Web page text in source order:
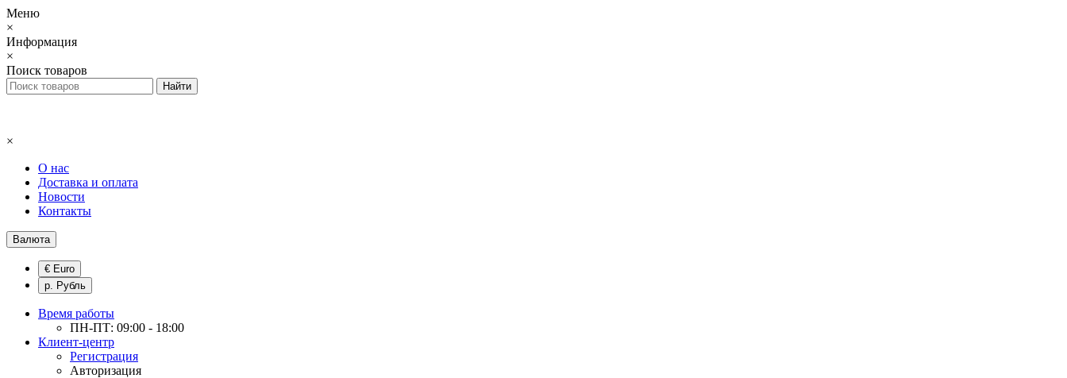
Меню
×
Информация
×
Поиск товаров
×
О нас
Доставка и оплата
Новости
Контакты
Валюта
€ Euro
р. Рубль
Время работы
ПН-ПТ: 09:00 - 18:00
Клиент-центр
Регистрация
Авторизация